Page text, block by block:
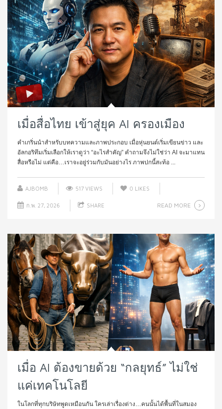
เมื่อสื่อไทย เข้าสู่ยุค AI ครองเมือง
คำเกริ่นนำสำหรับบทความและภาพประกอบ เมื่อหุ่นยนต์เริ่มเขียนข่าว และ
อัลกอริทึมเริ่มเลือกให้เราดูว่า “อะไรสำคัญ” คำถามจึงไม่ใช่ว่า AI จะมาแทน
สื่อหรือไม่ แต่คือ…เราจะอยู่ร่วมกับมันอย่างไร ภาพปกนี้สะท้อ ...
AJBOMB 517 VIEWS 0 LIKES
ก.พ. 27, 2026 SHARE READ MORE
เมื่อ AI ต้องขายด้วย “กลยุทธ์” ไม่ใช่
แค่เทคโนโลยี
ในโลกที่ทุกบริษัทพูดเหมือนกัน ใครเล่าเรื่องต่าง…คนนั้นได้พื้นที่ในสมอง